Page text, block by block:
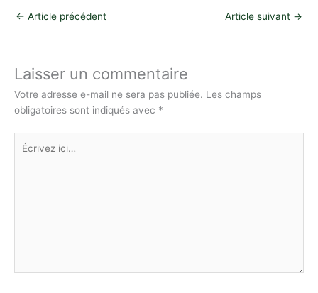
y
n
k
s
p
p
o
o
k
n
g
g
← Article précédent Article suivant →
Laisser un commentaire
Votre adresse e-mail ne sera pas publiée. Les champs
obligatoires sont indiqués avec *
Écrivez
ici…